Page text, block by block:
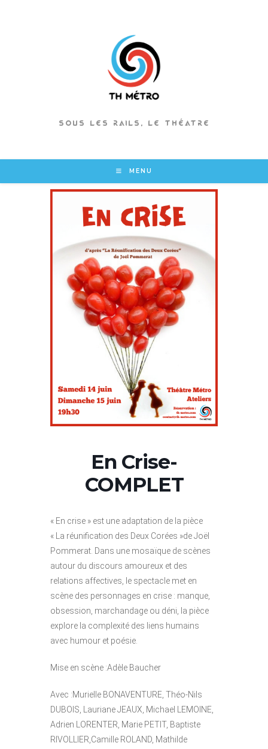
SOUS LES RAILS, LE THÉATRE
MENU
En Crise-
COMPLET
« En crise » est une adaptation de la pièce
« La réunification des Deux Corées »de Joël
Pommerat. Dans une mosaïque de scènes
autour du discours amoureux et des
relations affectives, le spectacle met en
scène des personnages en crise : manque,
obsession, marchandage ou déni, la pièce
explore la complexité des liens humains
avec humour et poésie.
Mise en scène :Adèle Baucher
Avec :Murielle BONAVENTURE, Théo-Nils
DUBOIS, Lauriane JEAUX, Michael LEMOINE,
Adrien LORENTER, Marie PETIT, Baptiste
RIVOLLIER,Camille ROLAND, Mathilde